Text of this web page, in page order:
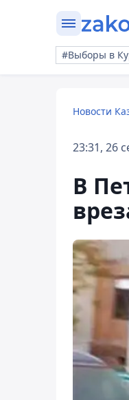
#Выборы в
Новости
23:31, 26
В